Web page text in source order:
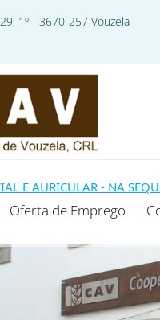
1º - 3670-257 Vouzela
Oferta de Emprego
- NA